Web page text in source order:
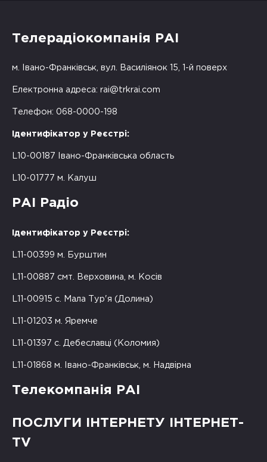
Телерадіокомпанія РАІ
м. Івано-Франківськ, вул. Василіянок 15, 1-й поверх
Електронна адреса: rai@trkrai.com
Телефон: 068-0000-198
Ідентифікатор у Реєстрі:
L10-00187 Івано-Франківська область
L10-01777 м. Калуш
РАІ Радіо
Ідентифікатор у Реєстрі:
L11-00399 м. Бурштин
L11-00887 смт. Верховина, м. Косів
L11-00915 с. Мала Тур'я (Долина)
L11-01203 м. Яремче
L11-01397 с. Дебеславці (Коломия)
L11-01868 м. Івано-Франківськ, м. Надвірна
Телекомпанія РАІ
ПОСЛУГИ ІНТЕРНЕТУ ІНТЕРНЕТ-
TV